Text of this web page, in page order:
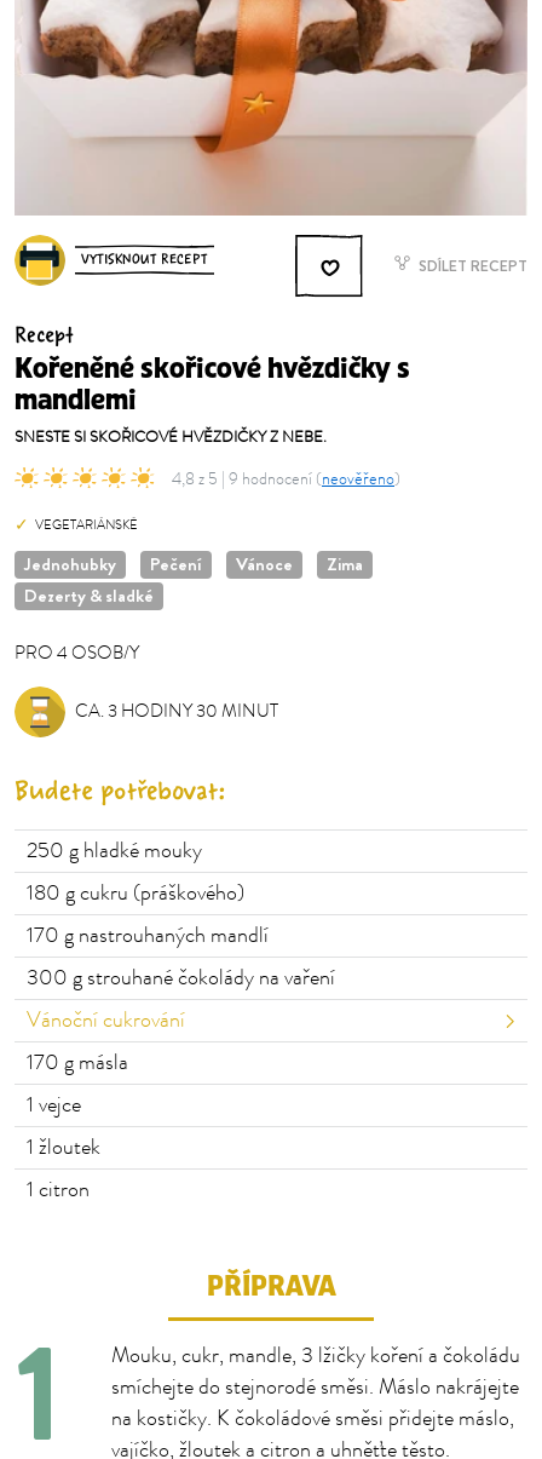
VYTISKNOUT RECEPT SDÍLET RECEPT
Recept
Kořeněné skořicové hvězdičky s
mandlemi
SNESTE SI SKOŘICOVÉ HVĚZDIČKY Z NEBE.
4,8 z 5 | 9 hodnocení (neověřeno)
VEGETARIÁNSKÉ
Jednohubky Pečení Vánoce
Zima
Dezerty & sladké
PRO4OSOB/Y
OSOB/Y
CA. 3 HODINY 30 MINUT
Budete potřebovat:
250 g hladké mouky
180 g cukru (práškového)
170 g nastrouhaných mandlí
300 g strouhané čokolády na vaření
Vánoční cukrování
170 g másla
1 vejce
1 žloutek
1 citron
PŘÍPRAVA
Mouku, cukr, mandle, 3 lžičky koření a čokoládu
smíchejte do stejnorodé směsi. Máslo nakrájejte
na kostičky. K čokoládové směsi přidejte máslo,
vajíčko, žloutek a citron a uhněťte těsto.